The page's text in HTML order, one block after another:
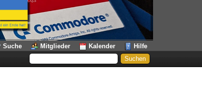
Suche Mitglieder Kalender
Hilfe